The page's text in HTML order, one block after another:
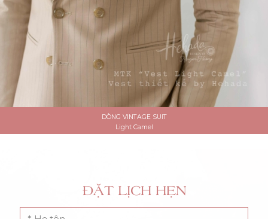
DÒNG VINTAGE SUIT
Light Camel
ĐẶT LỊCH HẸN